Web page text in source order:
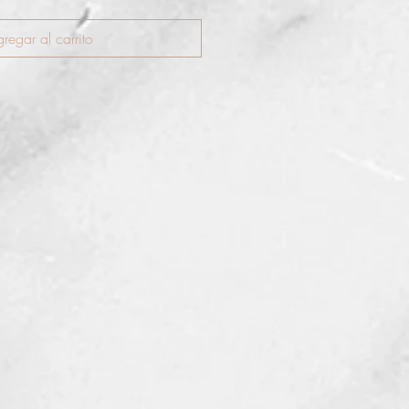
al carrito